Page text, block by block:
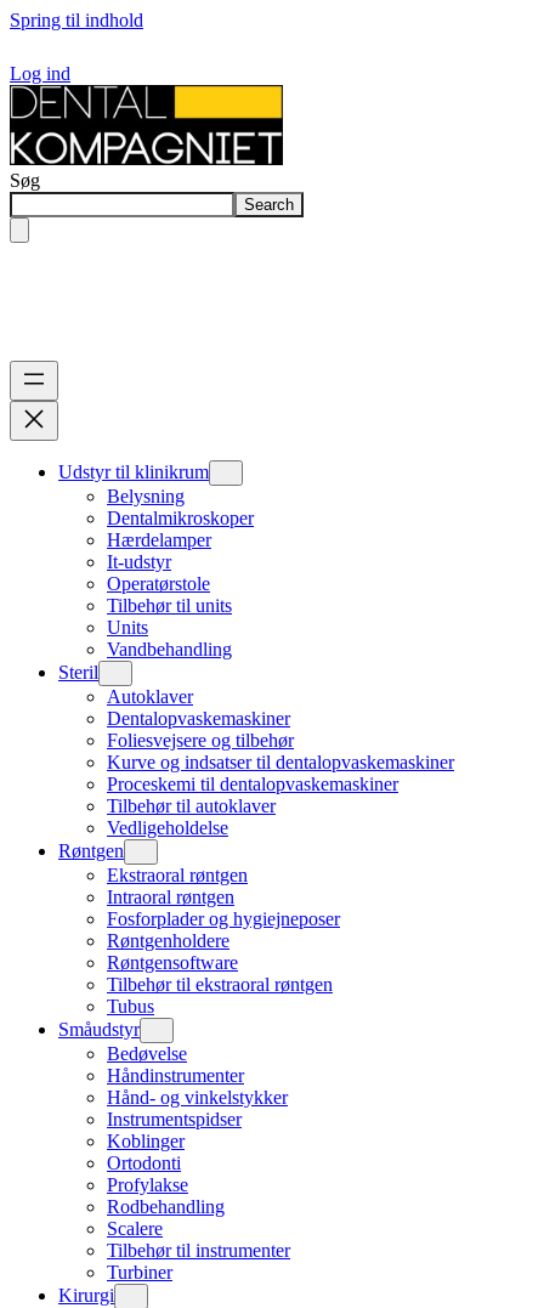
Spring til indhold
Log ind
Søg
Search
Udstyr til klinikrum
Belysning
Dentalmikroskoper
Hærdelamper
It-udstyr
Operatørstole
Tilbehør til units
Units
Vandbehandling
Steril
Autoklaver
Dentalopvaskemaskiner
Foliesvejsere og tilbehør
Kurve og indsatser til dentalopvaskemaskiner
Proceskemi til dentalopvaskemaskiner
Tilbehør til autoklaver
Vedligeholdelse
Røntgen
Ekstraoral røntgen
Intraoral røntgen
Fosforplader og hygiejneposer
Røntgenholdere
Røntgensoftware
Tilbehør til ekstraoral røntgen
Tubus
Småudstyr
Bedøvelse
Håndinstrumenter
Hånd- og vinkelstykker
Instrumentspidser
Koblinger
Ortodonti
Profylakse
Rodbehandling
Scalere
Tilbehør til instrumenter
Turbiner
Kirurgi